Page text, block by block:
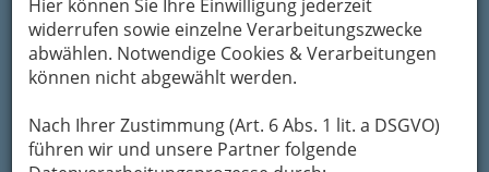
Hier können Sie Ihre Einwilligung jederzeit
widerrufen sowie einzelne Verarbeitungszwecke
abwählen. Notwendige Cookies & Verarbeitungen
können nicht abgewählt werden.
Nach Ihrer Zustimmung (Art. 6 Abs. 1 lit. a DSGVO)
führen wir und unsere Partner folgende